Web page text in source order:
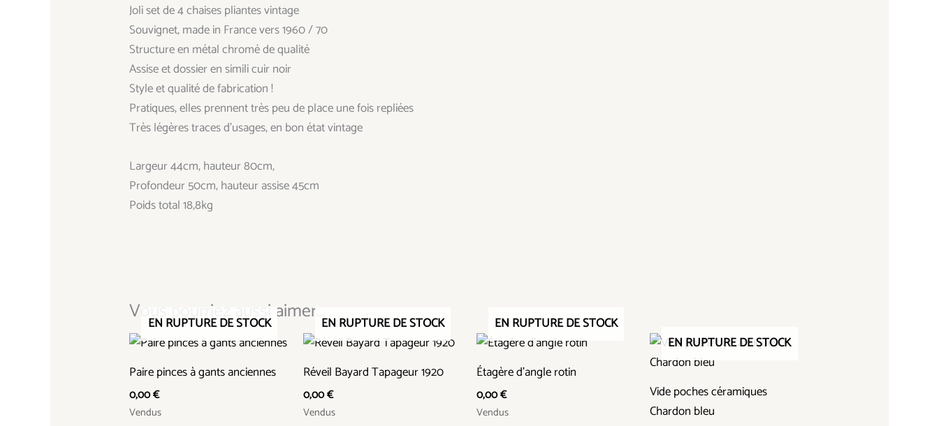
Joli set de 4 chaises pliantes vintage
Souvignet, made in France vers 1960 / 70
Structure en métal chromé de qualité
Assise et dossier en simili cuir noir
Style et qualité de fabrication !
Pratiques, elles prennent très peu de place une fois repliées
Très légères traces d’usages, en bon état vintage
Largeur 44cm, hauteur 80cm,
Profondeur 50cm, hauteur assise 45cm
Poids total 18,8kg
Vous pourriez aussi aimer...
EN RUPTURE DE STOCK
Paire pinces à gants anciennes
0,00€
Vendus
EN RUPTURE DE STOCK
Réveil Bayard Tapageur 1920
0,00€
Vendus
EN RUPTURE DE STOCK
Étagère d’angle rotin
0,00€
Vendus
EN RUPTURE DE STOCK
Vide poches céramiques
Chardon bleu